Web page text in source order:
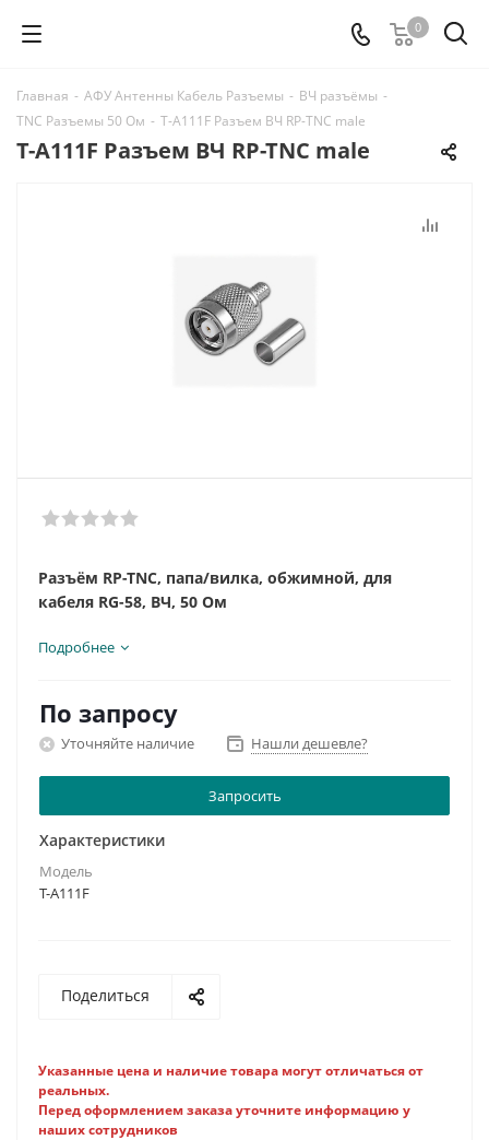
0
Главная - АФУ Антенны Кабель Разъемы - ВЧ разъёмы -
TNC Разъемы 50 Ом - T-A111F Разъем ВЧ RP-TNC male
T-A111F Разъем ВЧ RP-TNC male
Разъём RP-TNC, папа/вилка, обжимной, для
кабеля RG-58, ВЧ, 50 Ом
Подробнее
По запросу
Уточняйте наличие Нашли дешевле?
Запросить
Характеристики
Модель
T-A111F
Поделиться
Указанные цена и наличие товара могут отличаться от
реальных.
Перед оформлением заказа уточните информацию у
наших сотрудников